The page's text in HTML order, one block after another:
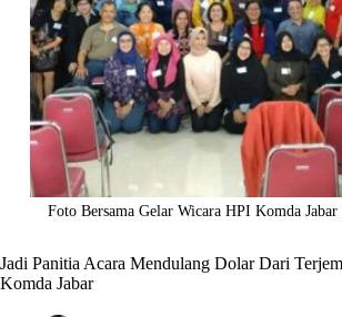
Foto Bersama Gelar Wicara HPI Komda
Jadi Panitia Acara Mendulang Dolar Dari
Komda Jabar